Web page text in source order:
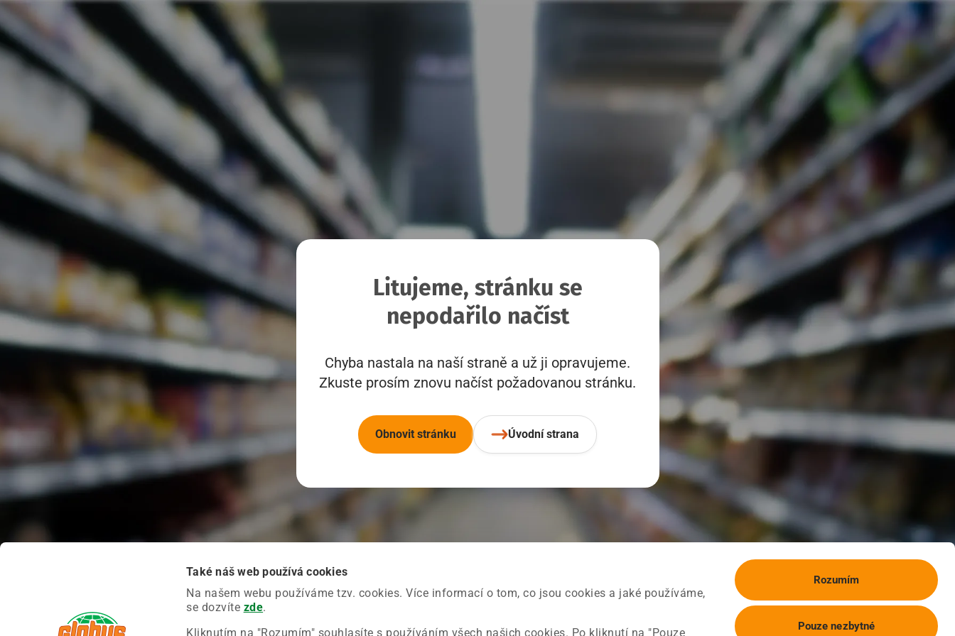
Také náš web používá cookies
Na našem webu používáme tzv. cookies. Více informací o tom, co jsou cookies a jaké používáme,
se dozvíte zde.
Kliknutím na "Rozumím" souhlasíte s používáním všech našich cookies. Po kliknutí na "Pouze
Rozumím
Pouze nezbytné
Litujeme, stránku se
nepodařilo načíst
Chyba nastala na naší straně a už ji opravujeme.
Zkuste prosím znovu načíst požadovanou stránku.
Obnovit stránku Úvodní strana